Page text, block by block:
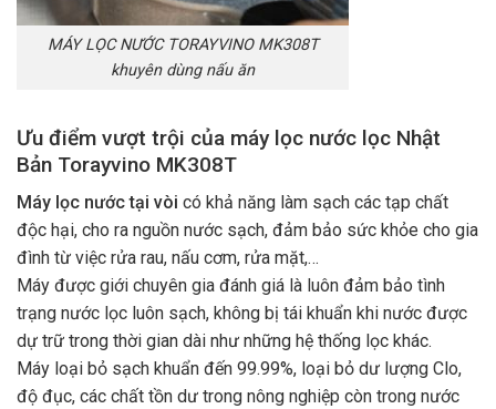
MÁY LỌC NƯỚC TORAYVINO MK308T
khuyên dùng nấu ăn
Ưu điểm vượt trội của máy lọc nước lọc Nhật
Bản Torayvino MK308T
Máy lọc nước tại vòi có khả năng làm sạch các tạp chất
độc hại, cho ra nguồn nước sạch, đảm bảo sức khỏe cho gia
đình từ việc rửa rau, nấu cơm, rửa mặt,…
Máy được giới chuyên gia đánh giá là luôn đảm bảo tình
trạng nước lọc luôn sạch, không bị tái khuẩn khi nước được
dự trữ trong thời gian dài như những hệ thống lọc khác.
Máy loại bỏ sạch khuẩn đến 99.99%, loại bỏ dư lượng Clo,
độ đục, các chất tồn dư trong nông nghiệp còn trong nước